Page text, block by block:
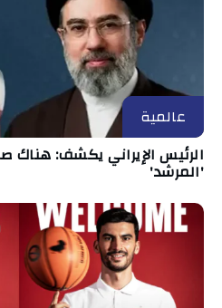
عالمية
الرئيس الإيراني يكشف: هناك
'المرشد'